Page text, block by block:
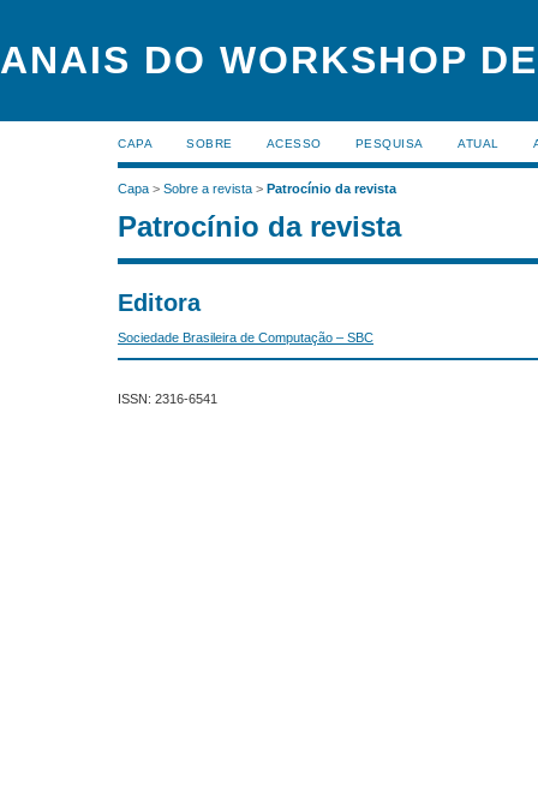
ANAIS DO WORKSHOP
CAPA SOBRE ACESSO PESQUISA ATUAL
Capa > Sobre a revista > Patrocínio da revista
Patrocínio da revista
Editora
Sociedade Brasileira de Computação – SBC
ISSN: 2316-6541